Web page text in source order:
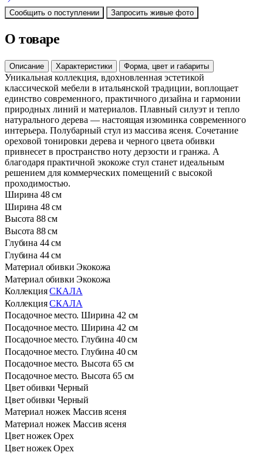
Сообщить о поступлении Запросить живые фото
О товаре
Описание Характеристики Форма, цвет и габариты
Уникальная коллекция, вдохновленная эстетикой
классической мебели в итальянской традиции, воплощает
единство современного, практичного дизайна и гармонии
природных линий и материалов. Плавный силуэт и тепло
натурального дерева — настоящая изюминка современного
интерьера. Полубарный стул из массива ясеня. Сочетание
ореховой тонировки дерева и черного цвета обивки
привнесет в пространство ноту дерзости и гранжа. А
благодаря практичной экокоже стул станет идеальным
решением для коммерческих помещений с высокой
проходимостью.
Ширина 48 см
Ширина 48 см
Высота 88 см
Высота 88 см
Глубина 44 см
Глубина 44 см
Материал обивки Экокожа
Материал обивки Экокожа
Коллекция СКАЛА
Коллекция СКАЛА
Посадочное место. Ширина 42 см
Посадочное место. Ширина 42 см
Посадочное место. Глубина 40 см
Посадочное место. Глубина 40 см
Посадочное место. Высота 65 см
Посадочное место. Высота 65 см
Цвет обивки Черный
Цвет обивки Черный
Материал ножек Массив ясеня
Материал ножек Массив ясеня
Цвет ножек Орех
Цвет ножек Орех